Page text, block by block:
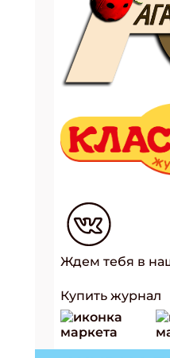
Ждем тебя в
Купить журнал